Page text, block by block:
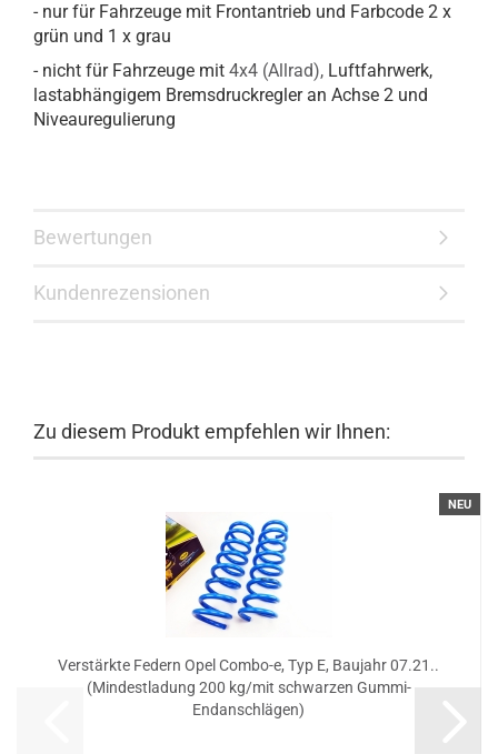
- nur für Fahrzeuge mit Frontantrieb und Farbcode 2 x
grün und 1 x grau
- nicht für Fahrzeuge mit 4x4 (Allrad), Luftfahrwerk,
lastabhängigem Bremsdruckregler an Achse 2 und
Niveauregulierung
Bewertungen
Kundenrezensionen
Zu diesem Produkt empfehlen wir Ihnen:
NEU
Verstärkte Federn Opel Combo-e, Typ E, Baujahr 07.21..
(Mindestladung 200 kg/mit schwarzen Gummi-
Endanschlägen)